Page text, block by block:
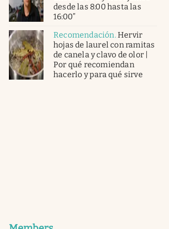
desde las 8:00 hasta las
16:00”
Recomendación.Hervir
hojas de laurel con ramitas
de canela y clavo de olor |
Por qué recomiendan
hacerlo y para qué sirve